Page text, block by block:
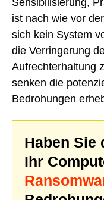
Sensibilisierung,
ist nach wie vor
sich kein System
die Verringerung
Aufrechterhaltung
senken die
Bedrohungen
Haben Sie
Ihr